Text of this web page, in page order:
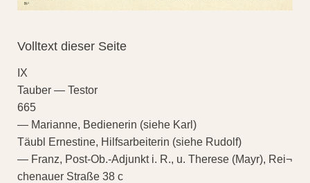
Volltext dieser Seite
IX
Tauber — Testor
665
— Marianne, Bedienerin (siehe Karl)
Täubl Ernestine, Hilfsarbeiterin (siehe Rudolf)
— Franz, Post-Ob.-Adjunkt i. R., u. Therese (Mayr), Rei¬
chenauer Straße 38 c